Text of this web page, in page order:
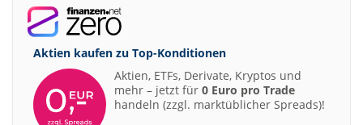
Aktien kaufen zu Top-Konditionen
Aktien, ETFs, Derivate, Kryptos und
mehr – jetzt für 0 Euro pro Trade
handeln (zzgl. marktüblicher Spreads)!